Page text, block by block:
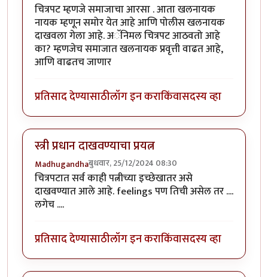
चित्रपट म्हणजे समाजाचा आरसा . आता खलनायक
नायक म्हणून समोर येत आहे आणि पोलीस खलनायक
दाखवला गेला आहे. अॅनिमल चित्रपट आठवतो आहे
का? म्हणजेच समाजात खलनायक प्रवृत्ती वाढत आहे,
आणि वाढतच जाणार
प्रतिसाद देण्यासाठीलॉग इन कराकिंवासदस्य व्हा
स्त्री प्रधान दाखवण्याचा प्रयत्न
Madhugandhaबुधवार, 25/12/2024 08:30
चित्रपटात सर्व काही पत्नीच्या इच्छेखातर असे
दाखवण्यात आले आहे. feelings पण तिची असेल तर ....
लगेच ....
प्रतिसाद देण्यासाठीलॉग इन कराकिंवासदस्य व्हा